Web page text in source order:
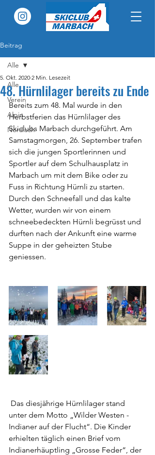
Beitrag
Alle
Verein
Alpin
Nordisch
Alle
48. Hürnlilager bereits zu Ende
5. Okt. 2020 2 Min. Lesezeit
Bereits zum 48. Mal wurde in den
Herbstferien das Hürnlilager des
Skiclubs Marbach durchgeführt. Am
Samstagmorgen, 26. September trafen
sich die jungen Sportlerinnen und
Sportler auf dem Schulhausplatz in
Marbach um mit dem Bike oder zu
Fuss in Richtung Hürnli zu starten.
Durch den Schneefall und das kalte
Wetter, wurden wir von einem
schneebedeckten Hürnli begrüsst und
durften nach der Ankunft eine warme
Suppe in der geheizten Stube
geniessen.
unter dem Motto „Wilder Westen -
Indianer auf der Flucht“. Die Kinder
erhielten täglich einen Brief vom
Indianerhäuptling „Grosse Feder“, der